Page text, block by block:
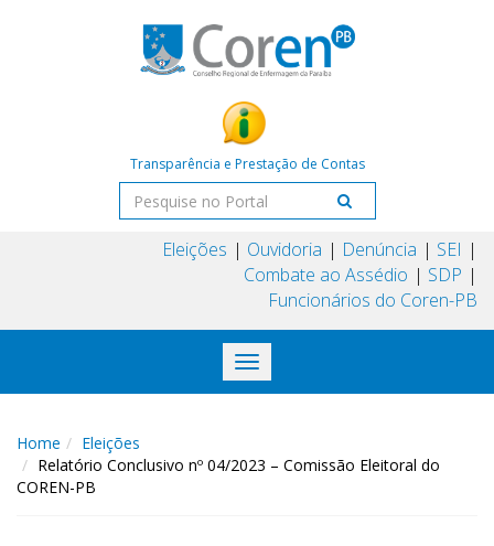
Transparência e Prestação de Contas
Eleições Ouvidoria Denúncia
SEI
Combate ao Assédio
SDP
Funcionários do Coren-PB
Toggle
navigation
Home
Eleições
Relatório Conclusivo nº 04/2023 – Comissão Eleitoral do
COREN-PB